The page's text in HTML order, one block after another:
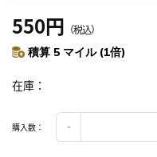
550円 （税込）
積算 5 マイル (1倍)
在庫
購入数：